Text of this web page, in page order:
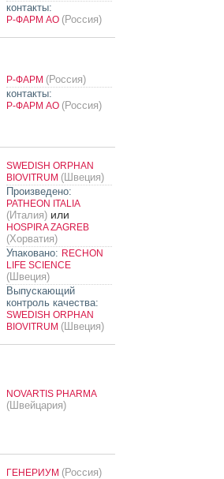
контакты:
Р-ФАРМ АО (Россия)
Р-ФАРМ (Россия)
контакты:
Р-ФАРМ АО (Россия)
SWEDISH ORPHAN
BIOVITRUM (Швеция)
Произведено:
PATHEON ITALIA
(Италия)или
HOSPIRA ZAGREB
(Хорватия)
Упаковано: RECHON
LIFE SCIENCE
(Швеция)
Выпускающий
контроль качества:
SWEDISH ORPHAN
BIOVITRUM (Швеция)
NOVARTIS PHARMA
(Швейцария)
ГЕНЕРИУМ (Россия)